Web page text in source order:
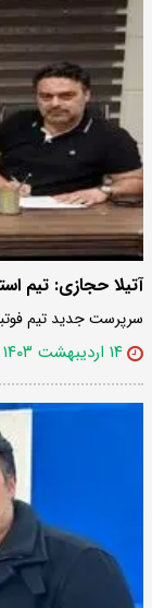
آتیلا حجازی: تیم
سرپرست جدید تیم
۱۴ اردیبهشت ۱۴۰۳